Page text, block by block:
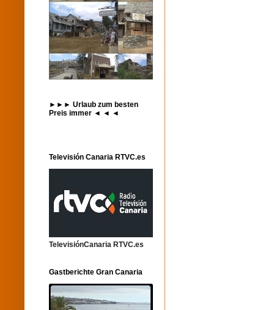
►►► Urlaub zum besten
Preis immer ◄ ◄ ◄
Televisión Canaria RTVC.es
TelevisiónCanaria RTVC.es
Gastberichte Gran Canaria